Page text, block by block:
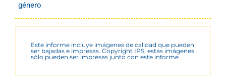
género
Este informe incluye imágenes de calidad que pueden
ser bajadas e impresas. Copyright IPS, estas imágenes
sólo pueden ser impresas junto con este informe